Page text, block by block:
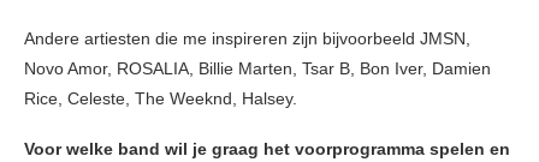
Andere artiesten die me inspireren zijn bijvoorbeeld JMSN,
Novo Amor, ROSALIA, Billie Marten, Tsar B, Bon Iver, Damien
Rice, Celeste, The Weeknd, Halsey.
Voor welke band wil je graag het voorprogramma spelen en